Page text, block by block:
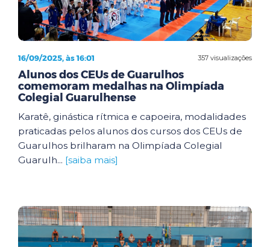
357 visualizações
16/09/2025, às 16:01
Alunos dos CEUs de Guarulhos
comemoram medalhas na Olimpíada
Colegial Guarulhense
Karatê, ginástica rítmica e capoeira, modalidades
praticadas pelos alunos dos cursos dos CEUs de
Guarulhos brilharam na Olimpíada Colegial
Guarulh... [saiba mais]